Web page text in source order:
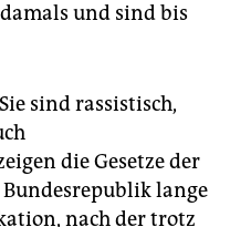
und sind bis
sind rassistisch,
die Gesetze der
lange
nach der trotz